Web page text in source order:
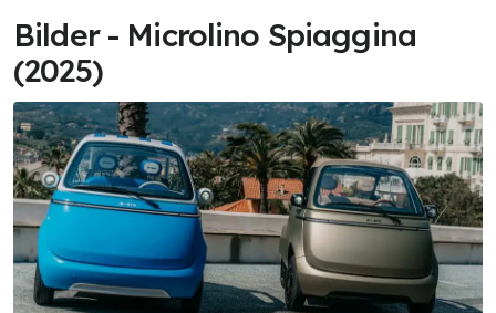
Bilder - Microlino Spiaggina
(2025)